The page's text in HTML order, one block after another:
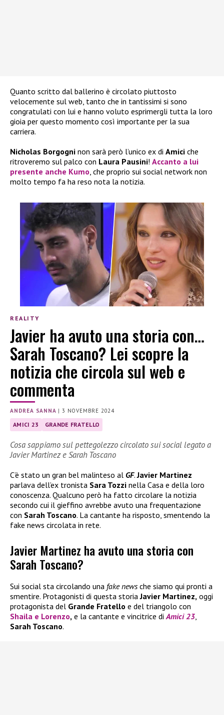
Quanto scritto dal ballerino è circolato piuttosto
velocemente sul web, tanto che in tantissimi si sono
congratulati con lui e hanno voluto esprimergli tutta la loro
gioia per questo momento così importante per la sua
carriera.
Nicholas Borgogni non sarà però l’unico ex di Amici che
ritroveremo sul palco con Laura Pausini! Accanto a lui
presente anche Kumo , che proprio sui social network non
molto tempo fa ha reso nota la notizia.
REALITY
Javier ha avuto una storia con…
Sarah Toscano? Lei scopre la
notizia che circola sul web e
commenta
ANDREA SANNA |3 NOVEMBRE 2024
AMICI 23 GRANDE FRATELLO
Cosa sappiamo sul pettegolezzo circolato sui social legato a
Javier Martinez e Sarah Toscano
C’è stato un gran bel malinteso al GF.Javier Martinez
parlava dell’ex tronista Sara Tozzi nella Casa e della loro
conoscenza. Qualcuno però ha fatto circolare la notizia
secondo cui il gieffino avrebbe avuto una frequentazione
con Sarah Toscano. La cantante ha risposto, smentendo la
fake news circolata in rete.
Javier Martinez ha avuto una storia con
Sarah Toscano?
Sui social sta circolando una fake newsche siamo qui pronti a
smentire. Protagonisti di questa storiaJavier Martinez, oggi
protagonista del Grande Fratello e del triangolo con
Shaila e Lorenzo, e la cantante e vincitrice diAmici 23,
Sarah Toscano.